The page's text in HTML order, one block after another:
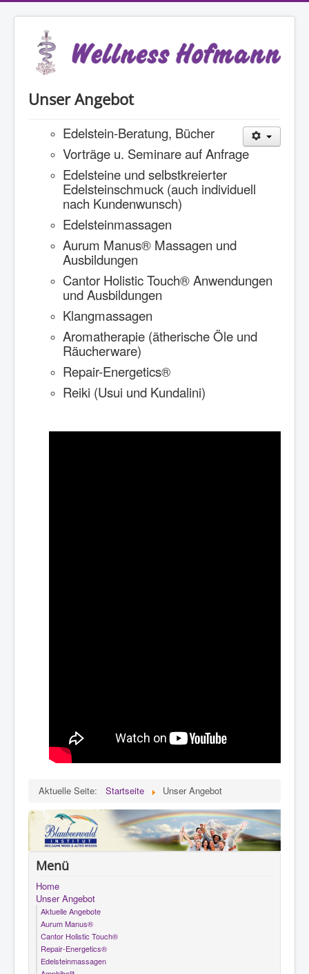
Unser Angebot
Edelstein-Beratung, Bücher
Vorträge u. Seminare auf Anfrage
Edelsteine und selbstkreierter
Edelsteinschmuck (auch individuell
nach Kundenwunsch)
Edelsteinmassagen
Aurum Manus® Massagen und
Ausbildungen
Cantor Holistic Touch® Anwendungen
und Ausbildungen
Klangmassagen
Aromatherapie (ätherische Öle und
Räucherware)
Repair-Energetics®
Reiki (Usui und Kundalini)
Aktuelle Seite: Startseite Unser Angebot
Menü
Home
Unser Angebot
Aktuelle Angebote
Aurum Manus®
Cantor Holistic Touch®
Repair-Energetics®
Edelsteinmassagen